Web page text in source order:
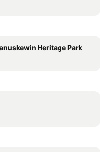
Heritage Park